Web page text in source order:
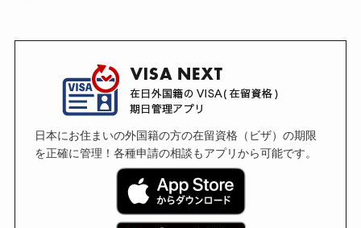
日本にお住まいの外国籍の方の在留資格（ビザ）の期限
を正確に管理！各種申請の相談もアプリから可能です。